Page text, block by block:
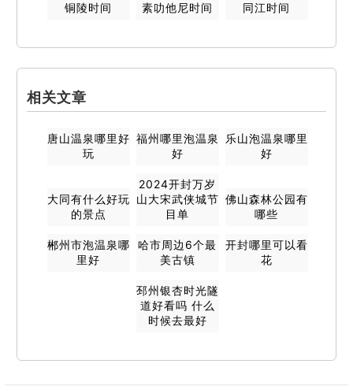
铜陵时间 素叻他尼时间 同江时间
相关文章
唐山温泉哪里好
玩
福州哪里泡温泉
好
乐山泡温泉哪里
好
大同有什么好玩
的景点
2024开封万岁
山大宋武侠城节
目单
佛山森林公园有
哪些
郴州市泡温泉哪
里好
哈市周边6个最
美古镇
开封哪里可以看
花
邳州银杏时光隧
道好看吗 什么
时候去最好